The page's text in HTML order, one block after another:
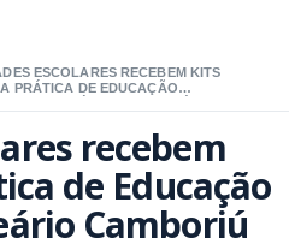
ESCOLARES RECEBEM KITS
PRÁTICA DE EDUCAÇÃO
recebem
de Educação
Camboriú